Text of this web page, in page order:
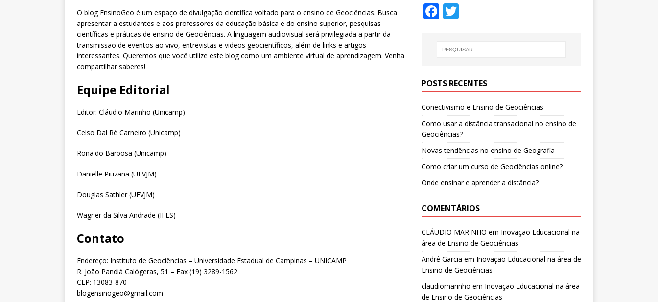
O blog EnsinoGeo é um espaço de divulgação científica voltado para o ensino de Geociências. Busca
apresentar a estudantes e aos professores da educação básica e do ensino superior, pesquisas
científicas e práticas de ensino de Geociências. A linguagem audiovisual será privilegiada a partir da
transmissão de eventos ao vivo, entrevistas e videos geocientíficos, além de links e artigos
interessantes. Queremos que você utilize este blog como um ambiente virtual de aprendizagem. Venha
compartilhar saberes!
Equipe Editorial
Editor: Cláudio Marinho (Unicamp)
Celso Dal Ré Carneiro (Unicamp)
Ronaldo Barbosa (Unicamp)
Danielle Piuzana (UFVJM)
Douglas Sathler (UFVJM)
Wagner da Silva Andrade (IFES)
Contato
Endereço: Instituto de Geociências – Universidade Estadual de Campinas – UNICAMP
R. João Pandiá Calógeras, 51 – Fax (19) 3289-1562
CEP: 13083-870
blogensinogeo@gmail.com
F
e
b
o
k
T
itt
er
POSTS RECENTES
Conectivismo e Ensino de Geociências
Como usar a distância transacional no ensino de
Geociências?
Novas tendências no ensino de Geografia
Como criar um curso de Geociências online?
Onde ensinar e aprender a distância?
COMENTÁRIOS
CLÁUDIO MARINHO em Inovação Educacional na
área de Ensino de Geociências
André Garcia em Inovação Educacional na área de
Ensino de Geociências
claudiomarinho em Inovação Educacional na área
de Ensino de Geociências